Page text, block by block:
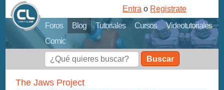
Foros Blog Tutoriales Cursos
Videotutoriales
Comic
Entra o Registrate
Buscar
The Jaws Project